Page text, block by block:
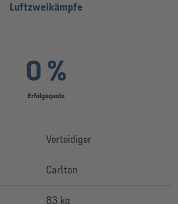
Luftzweikämpfe
Erfolgsquote
0 %
Verteidiger
Carlton
83 kg